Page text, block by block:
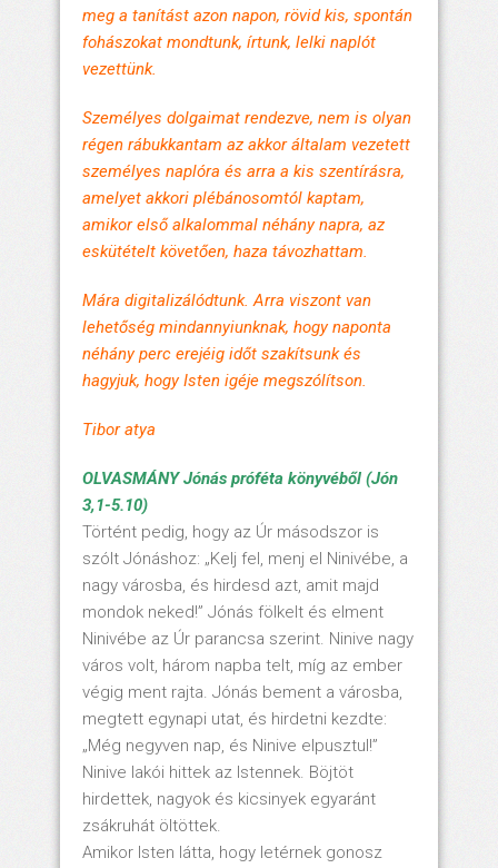
meg a tanítást azon napon, rövid kis, spontán
fohászokat mondtunk, írtunk, lelki naplót
vezettünk.
Személyes dolgaimat rendezve, nem is olyan
régen rábukkantam az akkor általam vezetett
személyes naplóra és arra a kis szentírásra,
amelyet akkori plébánosomtól kaptam,
amikor első alkalommal néhány napra, az
eskütételt követően, haza távozhattam.
Mára digitalizálódtunk. Arra viszont van
lehetőség mindannyiunknak, hogy naponta
néhány perc erejéig időt szakítsunk és
hagyjuk, hogy Isten igéje megszólítson.
Tibor atya
OLVASMÁNY Jónás próféta könyvéből (Jón
3,1-5.10)
Történt pedig, hogy az Úr másodszor is
szólt Jónáshoz: „Kelj fel, menj el Ninivébe, a
nagy városba, és hirdesd azt, amit majd
mondok neked!” Jónás fölkelt és elment
Ninivébe az Úr parancsa szerint. Ninive nagy
város volt, három napba telt, míg az ember
végig ment rajta. Jónás bement a városba,
megtett egynapi utat, és hirdetni kezdte:
„Még negyven nap, és Ninive elpusztul!”
Ninive lakói hittek az Istennek. Böjtöt
hirdettek, nagyok és kicsinyek egyaránt
zsákruhát öltöttek.
Amikor Isten látta, hogy letérnek gonosz